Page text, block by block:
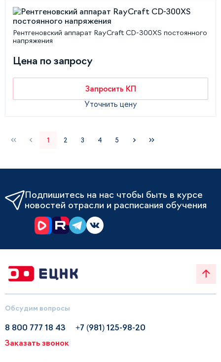
Рентгеновский аппарат RayCraft CD-300XS постоянного
напряжения
Цена по запросу
Запросить КП
Уточнить цену
1 2 3 4 5
Подпишитесь на нас чтобы быть в курсе
новостей отрасли и расписания обучения
Обсудим вопросы
8 800 777 18 43
+7 (981) 125-98-20
Заказать звонок